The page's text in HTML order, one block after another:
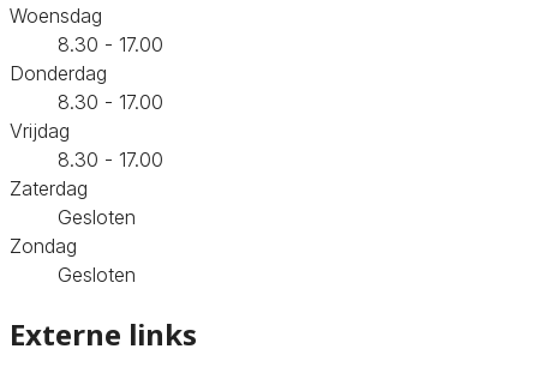
Woensdag
8.30 - 17.00
Donderdag
8.30 - 17.00
Vrijdag
8.30 - 17.00
Zaterdag
Gesloten
Zondag
Gesloten
Externe links